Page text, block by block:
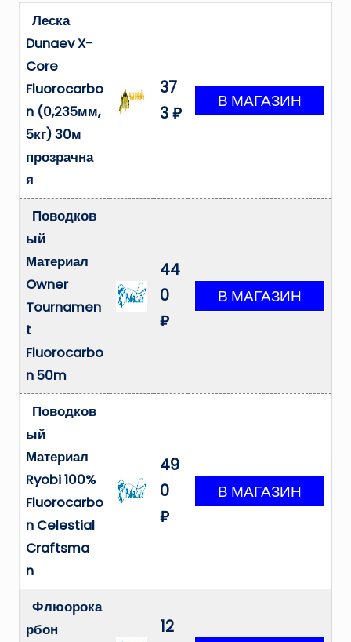
Леска
Dunaev X-
Core
Fluorocarbo
n (0,235мм,
5кг) 30м
прозрачна
я
37
3 ₽
Поводков
ый
Материал
Owner
Tournamen
t
Fluorocarbo
n 50m
44
0
₽
Поводков
ый
Материал
Ryobi 100%
Fluorocarbo
n Celestial
Craftsma
n
49
0
₽
Флюорока
рбон
12